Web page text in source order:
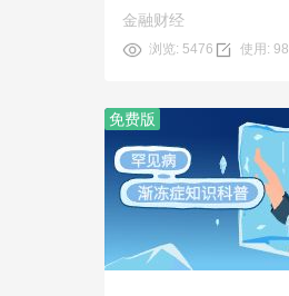
金融财经
浏览: 5476 使用: 98
免费版
预览
使用